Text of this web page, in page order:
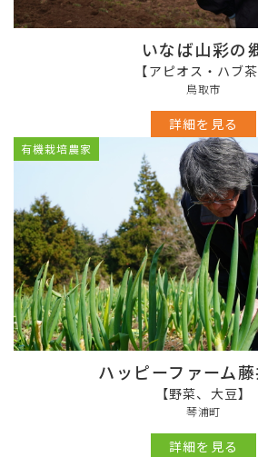
いなば山彩の
【アピオス・ハブ茶
鳥取市
詳細を見る
有機栽培農家
ハッピーファーム
【野菜、大豆】
琴浦町
詳細を見る